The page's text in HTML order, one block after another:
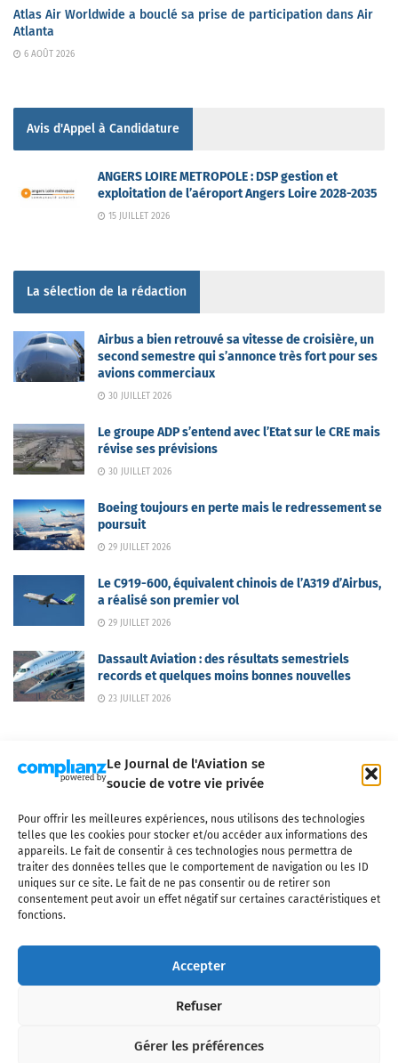
Le Journal de l'Aviation se
soucie de votre vie privée
Pour offrir les meilleures expériences, nous utilisons des technologies
telles que les cookies pour stocker et/ou accéder aux informations des
appareils. Le fait de consentir à ces technologies nous permettra de
traiter des données telles que le comportement de navigation ou les ID
uniques sur ce site. Le fait de ne pas consentir ou de retirer son
consentement peut avoir un effet négatif sur certaines caractéristiques et
fonctions.
Accepter
Refuser
Gérer les préférences
Atlas Air Worldwide a bouclé sa prise de participation dans Air
Atlanta
6 AOÛT 2026
Avis d'Appel à Candidature
ANGERS LOIRE METROPOLE : DSP gestion et
exploitation de l’aéroport Angers Loire 2028-2035
15 JUILLET 2026
La sélection de la rédaction
Airbus a bien retrouvé sa vitesse de croisière, un
second semestre qui s’annonce très fort pour ses
avions commerciaux
30 JUILLET 2026
Le groupe ADP s’entend avec l’Etat sur le CRE mais
révise ses prévisions
30 JUILLET 2026
Boeing toujours en perte mais le redressement se
poursuit
29 JUILLET 2026
Le C919-600, équivalent chinois de l’A319 d’Airbus,
a réalisé son premier vol
29 JUILLET 2026
Dassault Aviation : des résultats semestriels
records et quelques moins bonnes nouvelles
23 JUILLET 2026
Qui sommes-nous ? Nous contacter
Partenaires
Mentions légales
CGV Politique de confidentialité Cookies
l'industrie aéronautique, l'aviation commerciale, l'aviation d'affaires, les
civils, l'aéronautique de défense et l'industrie spatiale. Toute reproduction,
interdite sans autorisation écrite spécifique du Journal de l’Aviation.